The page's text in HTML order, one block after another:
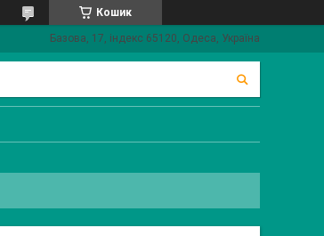
Кошик
Базова, 17, індекс 65120, Одеса, Україна